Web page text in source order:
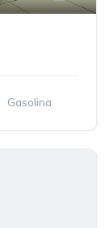
Gasolina